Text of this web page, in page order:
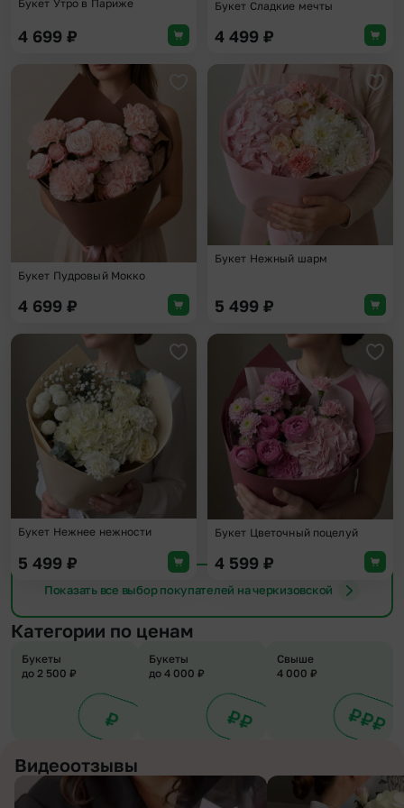
Букет Утро в Париже
4 699 ₽
Букет Сладкие мечты
4 499 ₽
Добавить в избранное
Букет Пудровый Мокко
4 699 ₽
Букет Нежный шарм
5 499 ₽
Добавить в избранное
Букет Нежнее нежности
5 499 ₽
Букет Цветочный поцелуй
4 599 ₽
Показать все выбор покупателей на черкизовской
Категории по ценам
Букеты
до 2 500 ₽
Букеты
до 4 000 ₽
Свыше
4 000 ₽
Видеоотзывы